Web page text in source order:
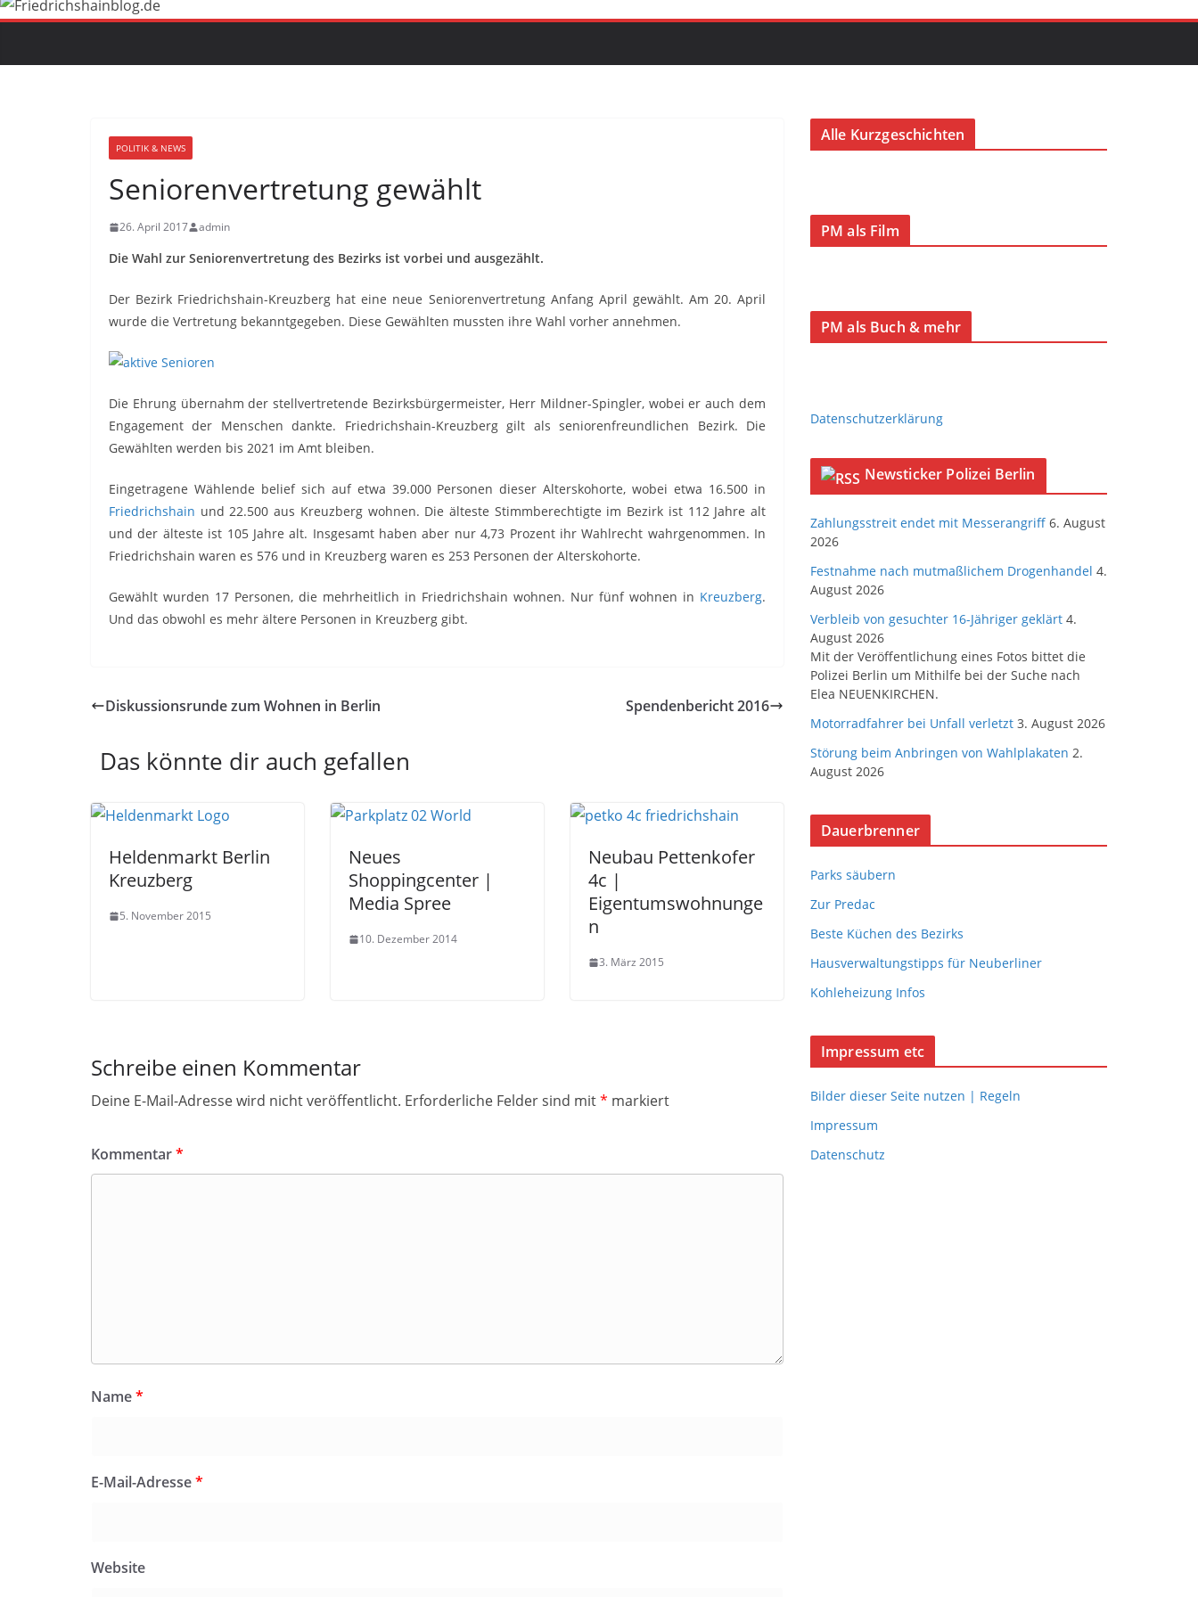
POLITIK & NEWS
Seniorenvertretung gewählt
26. April 2017 admin
Die Wahl zur Seniorenvertretung des Bezirks ist vorbei und ausgezählt.
Der Bezirk Friedrichshain-Kreuzberg hat eine neue Seniorenvertretung Anfang April gewählt. Am 20. April
wurde die Vertretung bekanntgegeben. Diese Gewählten mussten ihre Wahl vorher annehmen.
Die Ehrung übernahm der stellvertretende Bezirksbürgermeister, Herr Mildner-Spingler, wobei er auch dem
Engagement der Menschen dankte. Friedrichshain-Kreuzberg gilt als seniorenfreundlichen Bezirk. Die
Gewählten werden bis 2021 im Amt bleiben.
Eingetragene Wählende belief sich auf etwa 39.000 Personen dieser Alterskohorte, wobei etwa 16.500 in
Friedrichshain und 22.500 aus Kreuzberg wohnen. Die älteste Stimmberechtigte im Bezirk ist 112 Jahre alt
und der älteste ist 105 Jahre alt. Insgesamt haben aber nur 4,73 Prozent ihr Wahlrecht wahrgenommen. In
Friedrichshain waren es 576 und in Kreuzberg waren es 253 Personen der Alterskohorte.
Gewählt wurden 17 Personen, die mehrheitlich in Friedrichshain wohnen. Nur fünf wohnen in Kreuzberg.
Und das obwohl es mehr ältere Personen in Kreuzberg gibt.
Diskussionsrunde zum Wohnen in Berlin Spendenbericht 2016
Das könnte dir auch gefallen
Heldenmarkt Berlin
Kreuzberg
5. November 2015
Neues
Shoppingcenter |
Media Spree
10. Dezember 2014
Neubau Pettenkofer
4c |
Eigentumswohnunge
n
3. März 2015
Schreibe einen Kommentar
Deine E-Mail-Adresse wird nicht veröffentlicht. Erforderliche Felder sind mit* markiert
Kommentar*
Name*
E-Mail-Adresse*
Website
Alle Kurzgeschichten
PM als Film
PM als Buch & mehr
Datenschutzerklärung
Newsticker Polizei Berlin
Zahlungsstreit endet mit Messerangriff 6. August
2026
Festnahme nach mutmaßlichem Drogenhandel 4.
August 2026
Verbleib von gesuchter 16-Jähriger geklärt 4.
August 2026
Mit der Veröffentlichung eines Fotos bittet die
Polizei Berlin um Mithilfe bei der Suche nach
Elea NEUENKIRCHEN.
Motorradfahrer bei Unfall verletzt 3. August 2026
Störung beim Anbringen von Wahlplakaten 2.
August 2026
Dauerbrenner
Parks säubern
Zur Predac
Beste Küchen des Bezirks
Hausverwaltungstipps für Neuberliner
Kohleheizung Infos
Impressum etc
Bilder dieser Seite nutzen | Regeln
Impressum
Datenschutz